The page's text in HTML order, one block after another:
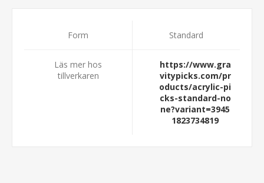
Form Standard
Läs mer hos
tillverkaren
https://www.gra
vitypicks.com/pr
oducts/acrylic-pi
cks-standard-no
ne?variant=3945
1823734819